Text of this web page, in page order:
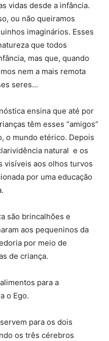
vidas desde a infância.
ou não queiramos
imaginários. Esses
que todos
mas que, quando
nem a mais remota
seres…
ensina que até por
têm esses “amigos”
o mundo etérico. Depois
natural e os
visíveis aos olhos turvos
por uma educação
são brincalhões e
aos pequeninos da
por meio de
de criança.
para a
o Ego.
para os dois
os três cérebros